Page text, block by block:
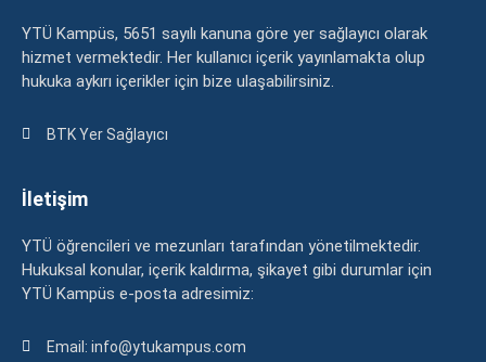
YTÜ Kampüs, 5651 sayılı kanuna göre yer sağlayıcı olarak
hizmet vermektedir. Her kullanıcı içerik yayınlamakta olup
hukuka aykırı içerikler için bize ulaşabilirsiniz.
BTK Yer Sağlayıcı
İletişim
YTÜ öğrencileri ve mezunları tarafından yönetilmektedir.
Hukuksal konular, içerik kaldırma, şikayet gibi durumlar için
YTÜ Kampüs e-posta adresimiz:
Email: info@ytukampus.com